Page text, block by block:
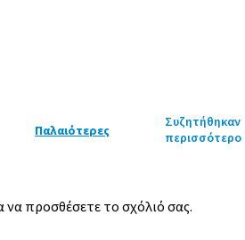
Παλαιότερες
Συζητήθηκαν
περισσότερο
να προσθέσετε το σχόλιό σας.